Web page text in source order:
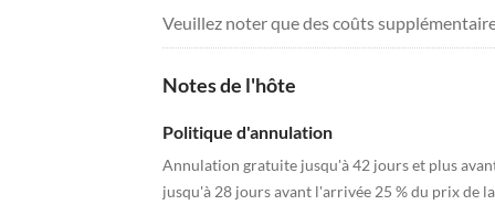
Veuillez noter que des coûts
Notes de l'hôte
Politique d'annulation
Annulation gratuite jusqu'à 42 jours et plus
jusqu'à 28 jours avant l'arrivée 25 % du prix de